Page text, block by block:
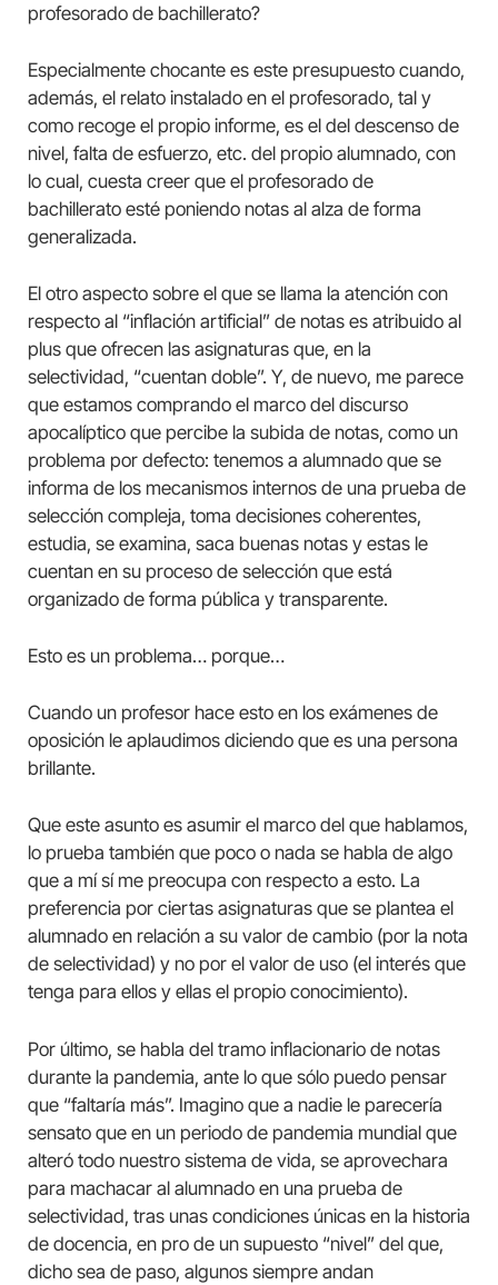
profesorado de bachillerato?
Especialmente chocante es este presupuesto cuando,
además, el relato instalado en el profesorado, tal y
como recoge el propio informe, es el del descenso de
nivel, falta de esfuerzo, etc. del propio alumnado, con
lo cual, cuesta creer que el profesorado de
bachillerato esté poniendo notas al alza de forma
generalizada.
El otro aspecto sobre el que se llama la atención con
respecto al “inflación artificial” de notas es atribuido al
plus que ofrecen las asignaturas que, en la
selectividad, “cuentan doble”. Y, de nuevo, me parece
que estamos comprando el marco del discurso
apocalíptico que percibe la subida de notas, como un
problema por defecto: tenemos a alumnado que se
informa de los mecanismos internos de una prueba de
selección compleja, toma decisiones coherentes,
estudia, se examina, saca buenas notas y estas le
cuentan en su proceso de selección que está
organizado de forma pública y transparente.
Esto es un problema… porque…
Cuando un profesor hace esto en los exámenes de
oposición le aplaudimos diciendo que es una persona
brillante.
Que este asunto es asumir el marco del que hablamos,
lo prueba también que poco o nada se habla de algo
que a mí sí me preocupa con respecto a esto. La
preferencia por ciertas asignaturas que se plantea el
alumnado en relación a su valor de cambio (por la nota
de selectividad) y no por el valor de uso (el interés que
tenga para ellos y ellas el propio conocimiento).
Por último, se habla del tramo inflacionario de notas
durante la pandemia, ante lo que sólo puedo pensar
que “faltaría más”. Imagino que a nadie le parecería
sensato que en un periodo de pandemia mundial que
alteró todo nuestro sistema de vida, se aprovechara
para machacar al alumnado en una prueba de
selectividad, tras unas condiciones únicas en la historia
de docencia, en pro de un supuesto “nivel” del que,
dicho sea de paso, algunos siempre andan